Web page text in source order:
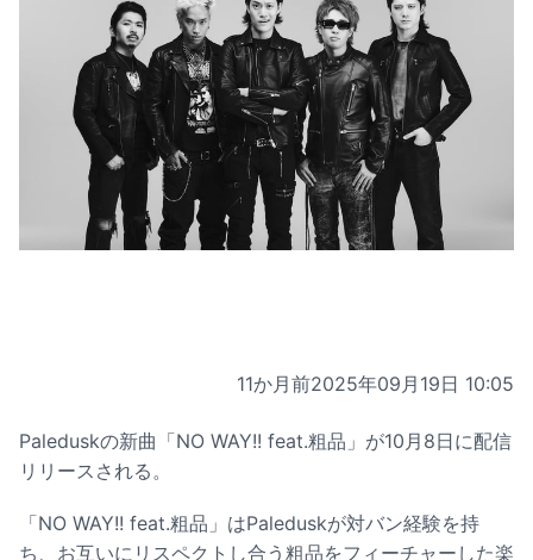
11か月前2025年09月19日 10:05
Paleduskの新曲「NO WAY!! feat.粗品」が10月8日に配信
リリースされる。
「NO WAY!! feat.粗品」はPaleduskが対バン経験を持
ち、お互いにリスペクトし合う粗品をフィーチャーした楽